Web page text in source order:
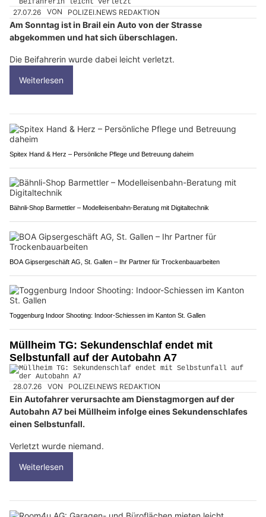
27.07.26 VON POLIZEI.NEWS REDAKTION
Am Sonntag ist in Brail ein Auto von der Strasse
abgekommen und hat sich überschlagen.
Die Beifahrerin wurde dabei leicht verletzt.
Weiterlesen
Spitex Hand & Herz – Persönliche Pflege und Betreuung daheim
Bähnli-Shop Barmettler – Modelleisenbahn-Beratung mit Digitaltechnik
BOA Gipsergeschäft AG, St. Gallen – Ihr Partner für Trockenbauarbeiten
Toggenburg Indoor Shooting: Indoor-Schiessen im Kanton St. Gallen
Müllheim TG: Sekundenschlaf endet mit
Selbstunfall auf der Autobahn A7
28.07.26 VON POLIZEI.NEWS REDAKTION
Ein Autofahrer verursachte am Dienstagmorgen auf der
Autobahn A7 bei Müllheim infolge eines Sekundenschlafes
einen Selbstunfall.
Verletzt wurde niemand.
Weiterlesen